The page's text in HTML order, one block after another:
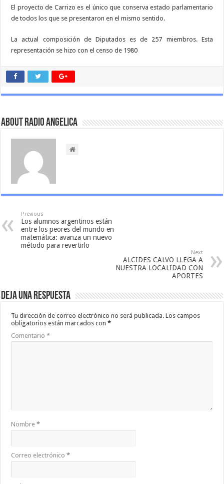
El proyecto de Carrizo es el único que conserva estado parlamentario
de todos los que se presentaron en el mismo sentido.
La actual composición de Diputados es de 257 miembros. Esta
representación se hizo con el censo de 1980
About Radio Angelica
Previous
Los alumnos argentinos están
entre los peores del mundo en
matemática: avanza un nuevo
método para revertirlo
Next
ALCIDES CALVO LLEGA A
NUESTRA LOCALIDAD CON
APORTES
Deja una respuesta
Tu dirección de correo electrónico no será publicada. Los campos
obligatorios están marcados con*
Comentario*
Nombre*
Correo electrónico*